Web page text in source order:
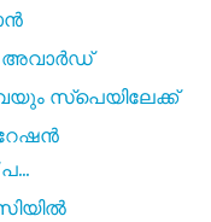
അവാർഡ്
സ്പെയിലേക്ക്